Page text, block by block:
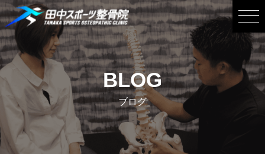
BLOG
ブログ